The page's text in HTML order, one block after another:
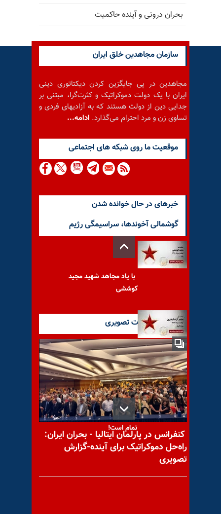
بحران درونی و آینده حاکمیت
سازمان مجاهدین خلق ایران
مجاهدین در پی جایگزین کردن دیکتاتوری دینی
ایران با یک دولت دموکراتیک و کثرت‌گرا، مبتنی بر
جدایی دین از دولت هستند که به آزادیهای فردی و
تساوی زن و مرد احترام می‌گذارد. ادامه...
موقعيت ما روى شبكه هاى اجتماعى
خبرهای در حال خوانده شدن
گوشمالی آخوندها، سراسیمگی رژیم
با یاد مجاهد شهید مجید
کوششی
با یاد مجاهد شهید مظاهر آزاد
آبکناری
ناامیدی مردم، یعنی کار نظام
تمام است!
آخرین گزارشات تصویری
کنفرانس در پارلمان ایتالیا - بحران ایران:
راه‌حل دموکراتیک برای آینده-گزارش
تصویری